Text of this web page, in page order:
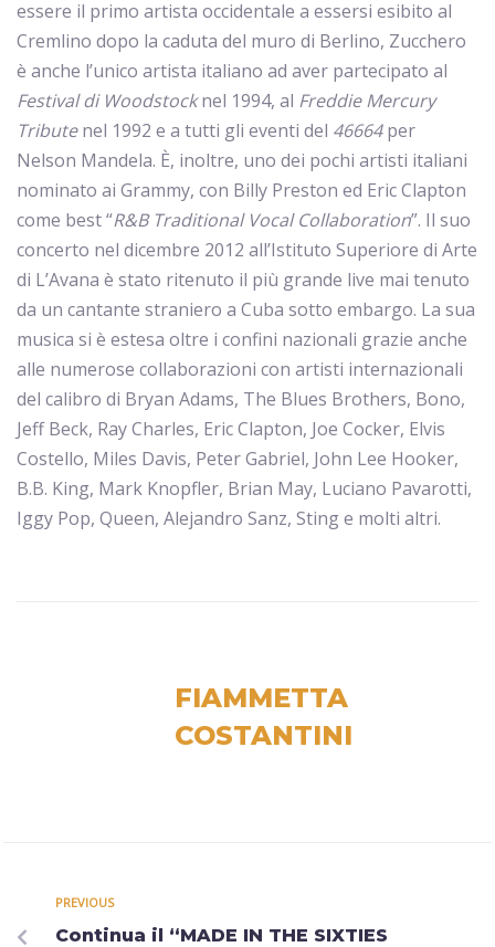
essere il primo artista occidentale a essersi esibito al
Cremlino dopo la caduta del muro di Berlino, Zucchero
è anche l’unico artista italiano ad aver partecipato al
Festival di Woodstocknel 1994, al Freddie Mercury
Tributenel 1992 e a tutti gli eventi del 46664per
Nelson Mandela. È, inoltre, uno dei pochi artisti italiani
nominato ai Grammy, con Billy Preston ed Eric Clapton
come best “R&B Traditional Vocal Collaboration”. Il suo
concerto nel dicembre 2012 all’Istituto Superiore di Arte
di L’Avana è stato ritenuto il più grande live mai tenuto
da un cantante straniero a Cuba sotto embargo. La sua
musica si è estesa oltre i confini nazionali grazie anche
alle numerose collaborazioni con artisti internazionali
del calibro di Bryan Adams, The Blues Brothers, Bono,
Jeff Beck, Ray Charles, Eric Clapton, Joe Cocker, Elvis
Costello, Miles Davis, Peter Gabriel, John Lee Hooker,
B.B. King, Mark Knopfler, Brian May, Luciano Pavarotti,
Iggy Pop, Queen, Alejandro Sanz, Sting e molti altri.
FIAMMETTA
COSTANTINI
PREVIOUS
Continua il “MADE IN THE SIXTIES